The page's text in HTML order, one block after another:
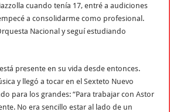
cuando tenía 17, entré a audiciones
a consolidarme como profesional.
Nacional y seguí estudiando
presente en su vida desde entonces.
y llegó a tocar en el Sexteto Nuevo
para los grandes: “Para trabajar con Astor
No era sencillo estar al lado de un